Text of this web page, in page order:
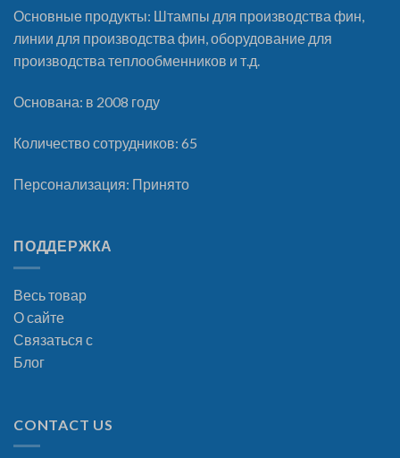
Основные продукты: Штампы для производства фин,
линии для производства фин, оборудование для
производства теплообменников и т.д.
Основана: в 2008 году
Количество сотрудников: 65
Персонализация: Принято
ПОДДЕРЖКА
Весь товар
О сайте
Связаться с
Блог
CONTACT US